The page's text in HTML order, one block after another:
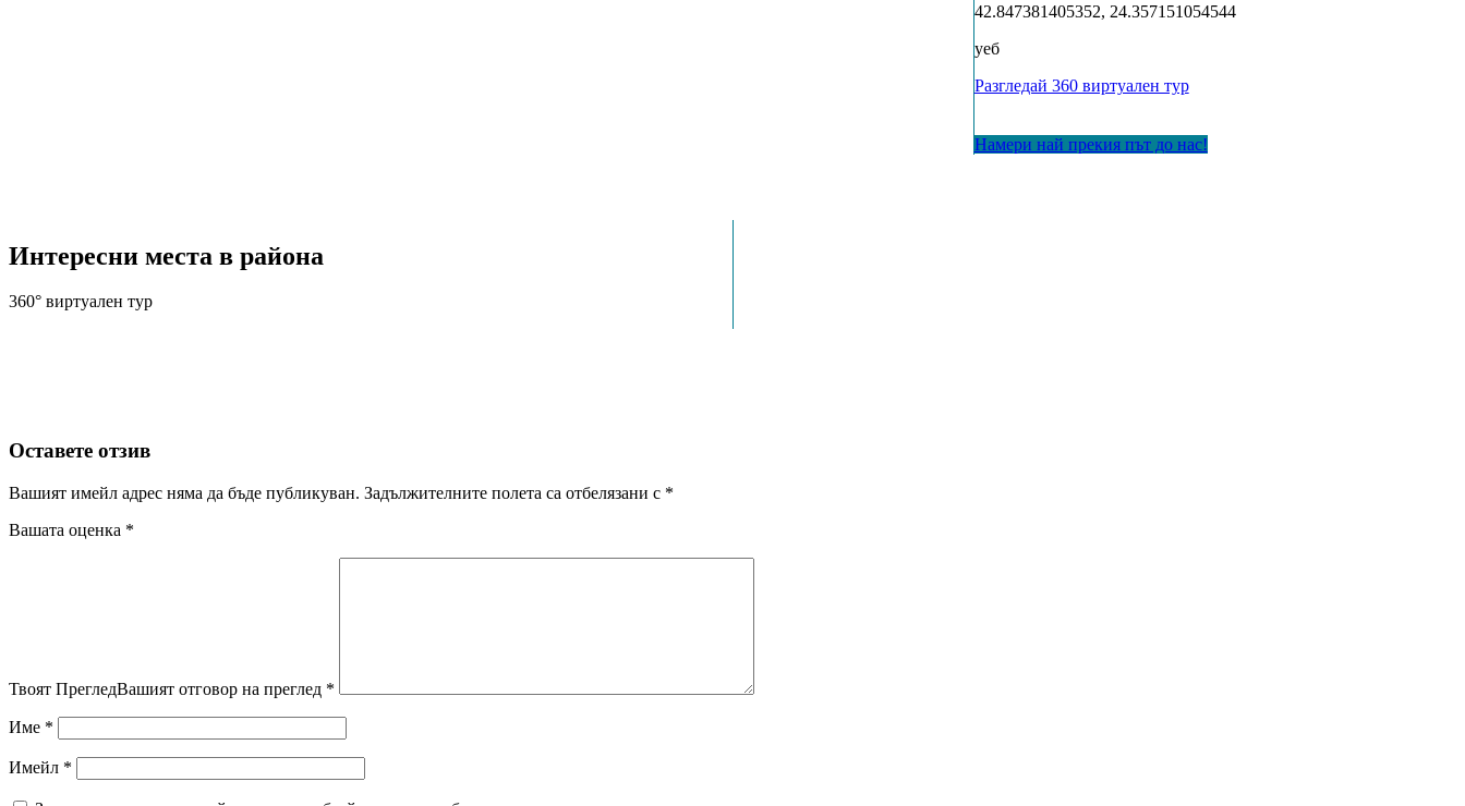
42.847381405352, 24.357151054544
уеб
Разгледай 360 виртуален тур
Намери най прекия път до нас!
Интересни места в района
360° виртуален тур
Оставете отзив
Вашият имейл адрес няма да бъде публикуван. Задължителните полета са отбелязани с *
Вашата оценка *
Твоят ПрегледВашият отговор на преглед *
Име *
Имейл *